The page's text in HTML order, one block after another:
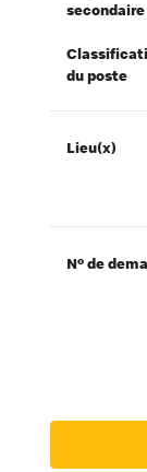
secondaire
du poste
Lieu(x)
Nº de